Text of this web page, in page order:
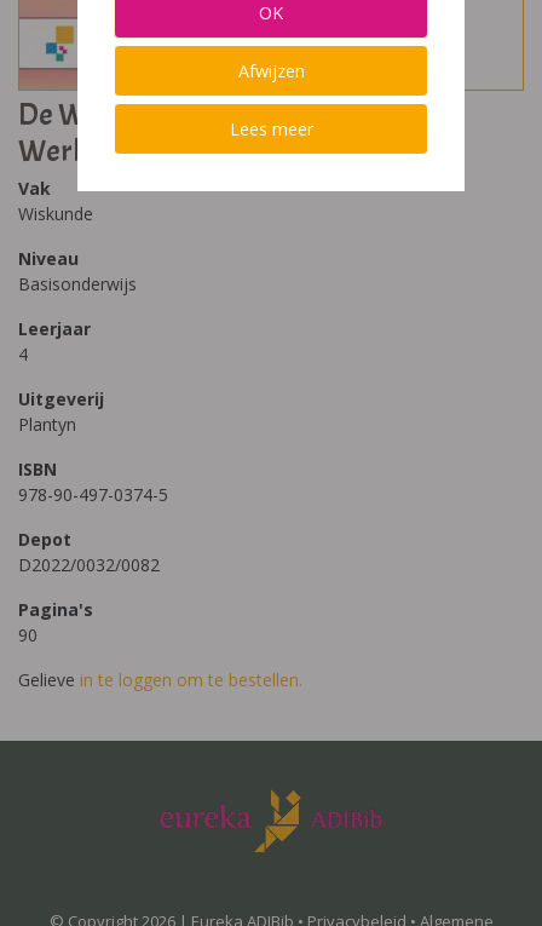
De Wiskanjers (IJsbergversie) 4
Werkboek blok 3
Vak
Wiskunde
Niveau
Basisonderwijs
Leerjaar
4
Uitgeverij
Plantyn
ISBN
978-90-497-0374-5
Depot
D2022/0032/0082
Pagina's
90
Gelieve in te loggen om te bestellen.
© Copyright 2026 | Eureka ADIBib • Privacybeleid • Algemene
OK
Afwijzen
Lees meer